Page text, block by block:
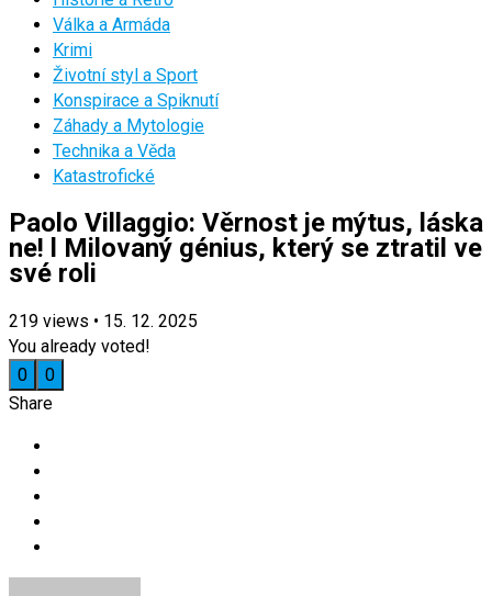
Válka a Armáda
Krimi
Životní styl a Sport
Konspirace a Spiknutí
Záhady a Mytologie
Technika a Věda
Katastrofické
Paolo Villaggio: Věrnost je mýtus, láska
ne! l Milovaný génius, který se ztratil ve
své roli
219 views • 15. 12. 2025
You already voted!
0
0
Share